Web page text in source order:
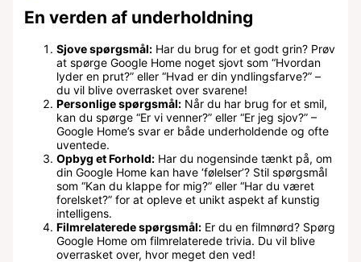
En verden af underholdning
Sjove spørgsmål:Har du brug for et godt grin? Prøv
at spørge Google Home noget sjovt som “Hvordan
lyder en prut?” eller “Hvad er din yndlingsfarve?” –
du vil blive overrasket over svarene!
Personlige spørgsmål:Når du har brug for et smil,
kan du spørge “Er vi venner?” eller “Er jeg sjov?” –
Google Home’s svar er både underholdende og ofte
uventede.
Opbyg et Forhold:Har du nogensinde tænkt på, om
din Google Home kan have ‘følelser’? Stil spørgsmål
som “Kan du klappe for mig?” eller “Har du været
forelsket?” for at opleve et unikt aspekt af kunstig
intelligens.
Filmrelaterede spørgsmål:Er du en filmnørd? Spørg
Google Home om filmrelaterede trivia. Du vil blive
overrasket over, hvor meget den ved!